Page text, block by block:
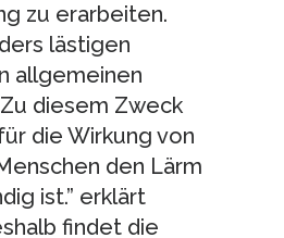
zu erarbeiten.
lästigen
allgemeinen
diesem Zweck
die Wirkung von
den Lärm
ist.” erklärt
findet die